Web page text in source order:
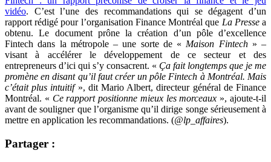
vidéo. C’est l’une des recommandations qui se dégagent d’un
rapport rédigé pour l’organisation Finance Montréal que La Pressea
obtenu. Le document prône la création d’un pôle d’excellence
Fintech dans la métropole – une sorte de « Maison Fintech» –
visant à accélérer le développement de ce secteur et des
entrepreneurs d’ici qui s’y consacrent. « Ça fait longtemps que je me
promène en disant qu’il faut créer un pôle Fintech à Montréal. Mais
c’était plus intuitif», dit Mario Albert, directeur général de Finance
Montréal. « Ce rapport positionne mieux les morceaux », ajoute-t-il
avant de souligner que l’organisme qu’il dirige songe sérieusement à
mettre en application les recommandations. (@lp_affaires).
Partager :